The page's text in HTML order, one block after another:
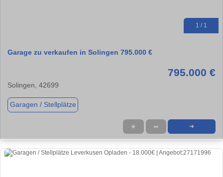
1 / 1
Garage zu verkaufen in Solingen 795.000 €
795.000 €
Solingen, 42699
Garagen / Stellplätze
★ ➦ ➜